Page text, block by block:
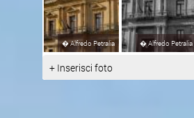
�Alfredo Petralia �Alfredo Petralia
+ Inserisci foto